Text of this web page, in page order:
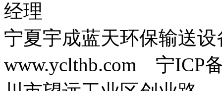
经理
宁夏宇成蓝天环保输送
www.yclthb.com 宁ICP